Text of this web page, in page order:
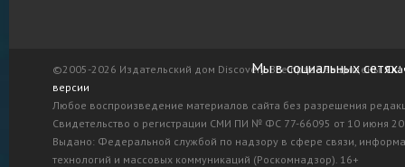
©2005-2026 Издательский дом Discovery. Все права защищены.
версии
Любое воспроизведение материалов сайта без разрешения
Свидетельство о регистрации СМИ ПИ № ФС 77-66095 от 10 июня
Выдано: Федеральной службой по надзору в сфере связи,
технологий и массовых коммуникаций (Роскомнадзор). 16+
Мы в социальных сетях: